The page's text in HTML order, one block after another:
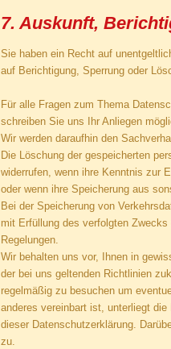
7. Auskunft,
Sie haben ein Recht auf
auf Berichtigung, Sperrung oder
Für alle Fragen zum Thema
schreiben Sie uns Ihr Anliegen
Wir werden daraufhin den
Die Löschung der gespeicherten
widerrufen, wenn ihre Kenntnis zur
oder wenn ihre Speicherung aus
Bei der Speicherung von
mit Erfüllung des verfolgten
Regelungen.
Wir behalten uns vor, Ihnen in
der bei uns geltenden Richtlinien
regelmäßig zu besuchen um
anderes vereinbart ist, unterliegt
dieser Datenschutzerklärung.
zu.